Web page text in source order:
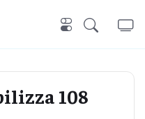
108